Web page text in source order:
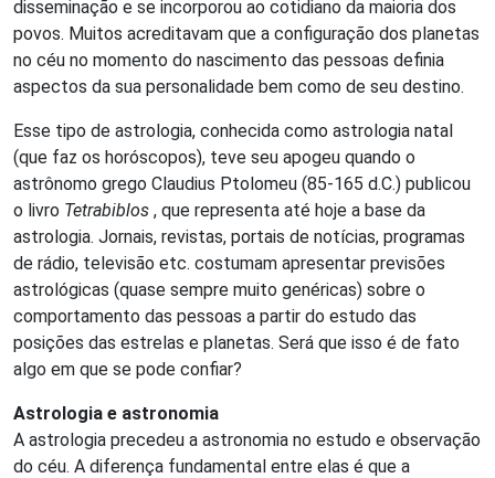
disseminação e se incorporou ao cotidiano da maioria dos
povos. Muitos acreditavam que a configuração dos planetas
no céu no momento do nascimento das pessoas definia
aspectos da sua personalidade bem como de seu destino.
Esse tipo de astrologia, conhecida como astrologia natal
(que faz os horóscopos), teve seu apogeu quando o
astrônomo grego Claudius Ptolomeu (85-165 d.C.) publicou
o livro Tetrabiblos , que representa até hoje a base da
astrologia. Jornais, revistas, portais de notícias, programas
de rádio, televisão etc. costumam apresentar previsões
astrológicas (quase sempre muito genéricas) sobre o
comportamento das pessoas a partir do estudo das
posições das estrelas e planetas. Será que isso é de fato
algo em que se pode confiar?
Astrologia e astronomia
A astrologia precedeu a astronomia no estudo e observação
do céu. A diferença fundamental entre elas é que a